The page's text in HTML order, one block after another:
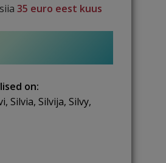
35 euro eest kuus
on:
Silvia, Silvija, Silvy,